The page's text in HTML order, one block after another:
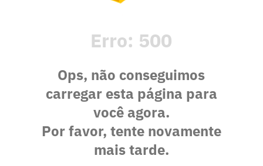
Erro: 500
Ops, não conseguimos
carregar esta página para
você agora.
Por favor, tente novamente
mais tarde.